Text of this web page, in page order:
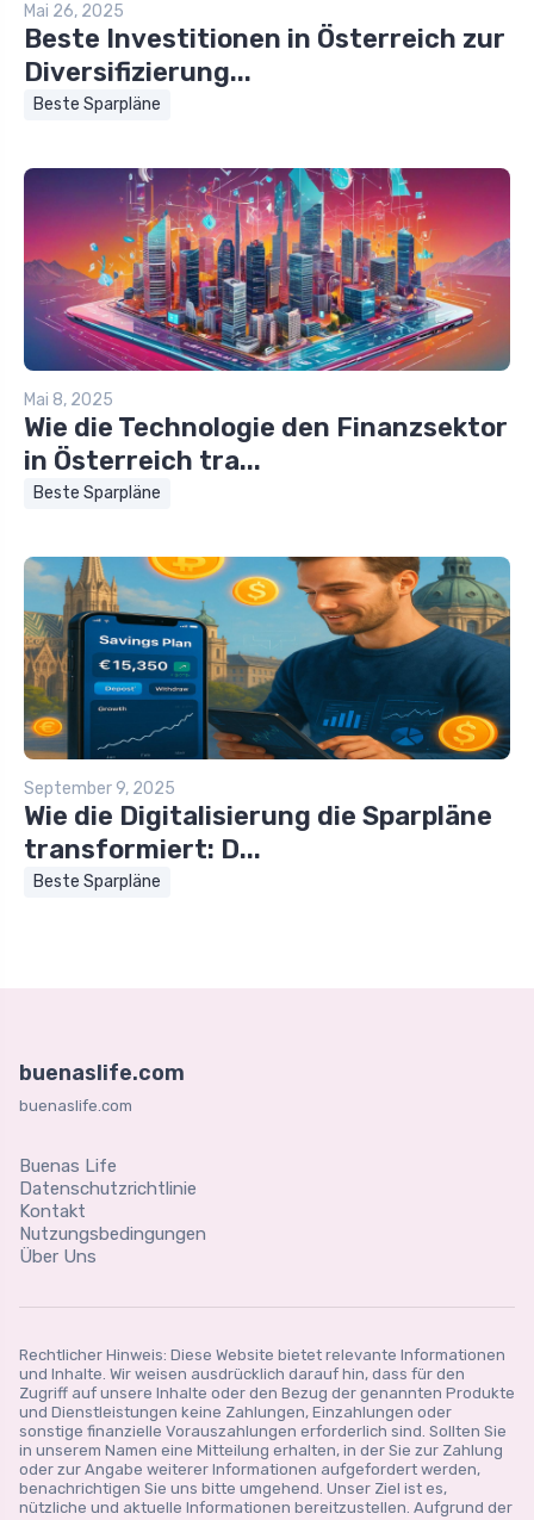
Mai 26, 2025
Beste Investitionen in Österreich zur
Diversifizierung...
Beste Sparpläne
Mai 8, 2025
Wie die Technologie den Finanzsektor
in Österreich tra...
Beste Sparpläne
September 9, 2025
Wie die Digitalisierung die Sparpläne
transformiert: D...
Beste Sparpläne
buenaslife.com
buenaslife.com
Buenas Life
Datenschutzrichtlinie
Kontakt
Nutzungsbedingungen
Über Uns
Rechtlicher Hinweis: Diese Website bietet relevante Informationen
und Inhalte. Wir weisen ausdrücklich darauf hin, dass für den
Zugriff auf unsere Inhalte oder den Bezug der genannten Produkte
und Dienstleistungen keine Zahlungen, Einzahlungen oder
sonstige finanzielle Vorauszahlungen erforderlich sind. Sollten Sie
in unserem Namen eine Mitteilung erhalten, in der Sie zur Zahlung
oder zur Angabe weiterer Informationen aufgefordert werden,
benachrichtigen Sie uns bitte umgehend. Unser Ziel ist es,
nützliche und aktuelle Informationen bereitzustellen. Aufgrund der